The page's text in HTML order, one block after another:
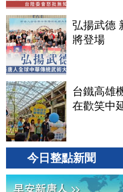
弘揚武德
將登場
台鐵高雄
在歡笑中
今日整點新聞